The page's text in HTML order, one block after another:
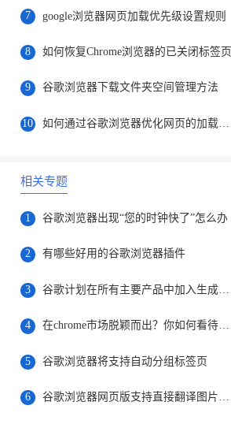
7 google浏览器网页加载优先级设置规则
8 如何恢复Chrome浏览器的已关闭标签页
9 谷歌浏览器下载文件夹空间管理方法
10 如何通过谷歌浏览器优化网页的加载优先级
相关专题
1 谷歌浏览器出现“您的时钟快了”怎么办
2 有哪些好用的谷歌浏览器插件
3 谷歌计划在所有主要产品中加入生成式人工智能技术
4 在chrome市场脱颖而出？你如何看待微软全新打造的“ Phoenix ”浏览器
5 谷歌浏览器将支持自动分组标签页
6 谷歌浏览器网页版支持直接翻译图片文字